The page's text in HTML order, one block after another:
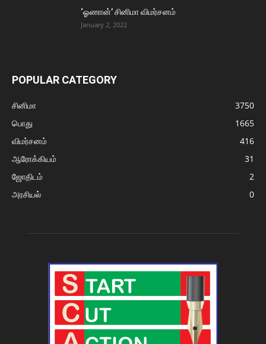
‘ஓணான்’ சினிமா விமர்சனம்
January 2, 2022
POPULAR CATEGORY
சினிமா
3750
பொது
1665
விமர்சனம்
416
ஆரோக்கியம்
31
ஜோதிடம்
2
அரசியல்
0